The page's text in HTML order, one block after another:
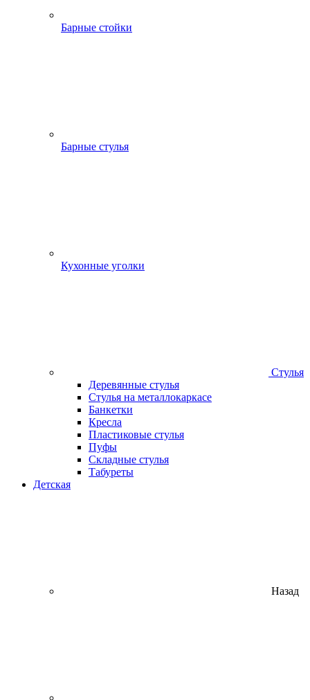
Барные стойки
Барные стулья
Кухонные уголки
Стулья
Деревянные стулья
Стулья на металлокаркасе
Банкетки
Кресла
Пластиковые стулья
Пуфы
Складные стулья
Табуреты
Детская
Назад